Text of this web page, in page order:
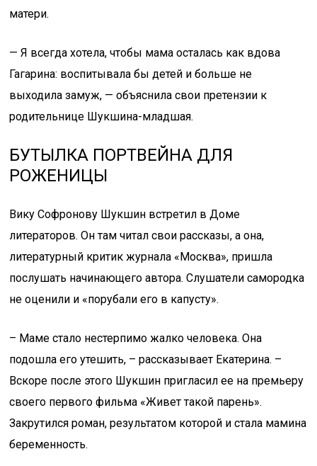
матери.
— Я всегда хотела, чтобы мама осталась как вдова
Гагарина: воспитывала бы детей и больше не
выходила замуж, — объяснила свои претензии к
родительнице Шукшина-младшая.
БУТЫЛКА ПОРТВЕЙНА ДЛЯ
РОЖЕНИЦЫ
Вику Софронову Шукшин встретил в Доме
литераторов. Он там читал свои рассказы, а она,
литературный критик журнала «Москва», пришла
послушать начинающего автора. Слушатели самородка
не оценили и «порубали его в капусту».
– Маме стало нестерпимо жалко человека. Она
подошла его утешить, – рассказывает Екатерина. –
Вскоре после этого Шукшин пригласил ее на премьеру
своего первого фильма «Живет такой парень».
Закрутился роман, результатом которой и стала мамина
беременность.